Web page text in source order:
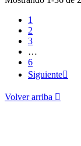
1
2
3
…
6
Siguiente
Volver arriba 